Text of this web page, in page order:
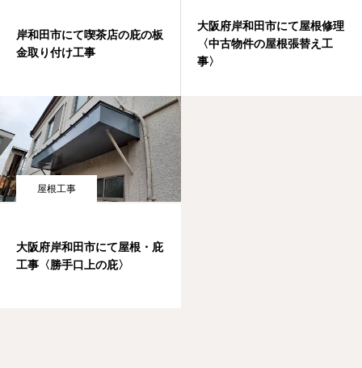
岸和田市にて喫茶店の庇の板
金取り付け工事
大阪府岸和田市にて屋根修理
〈中古物件の屋根張替え工
事〉
屋根工事
大阪府岸和田市にて屋根・庇
工事〈勝手口上の庇〉